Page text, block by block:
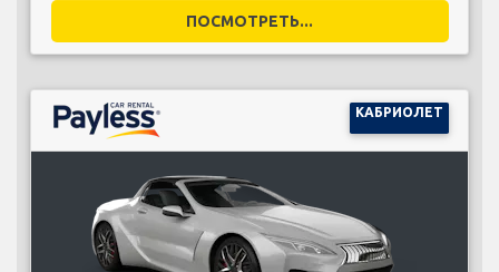
ПОСМОТРЕТЬ...
КАБРИОЛЕТ